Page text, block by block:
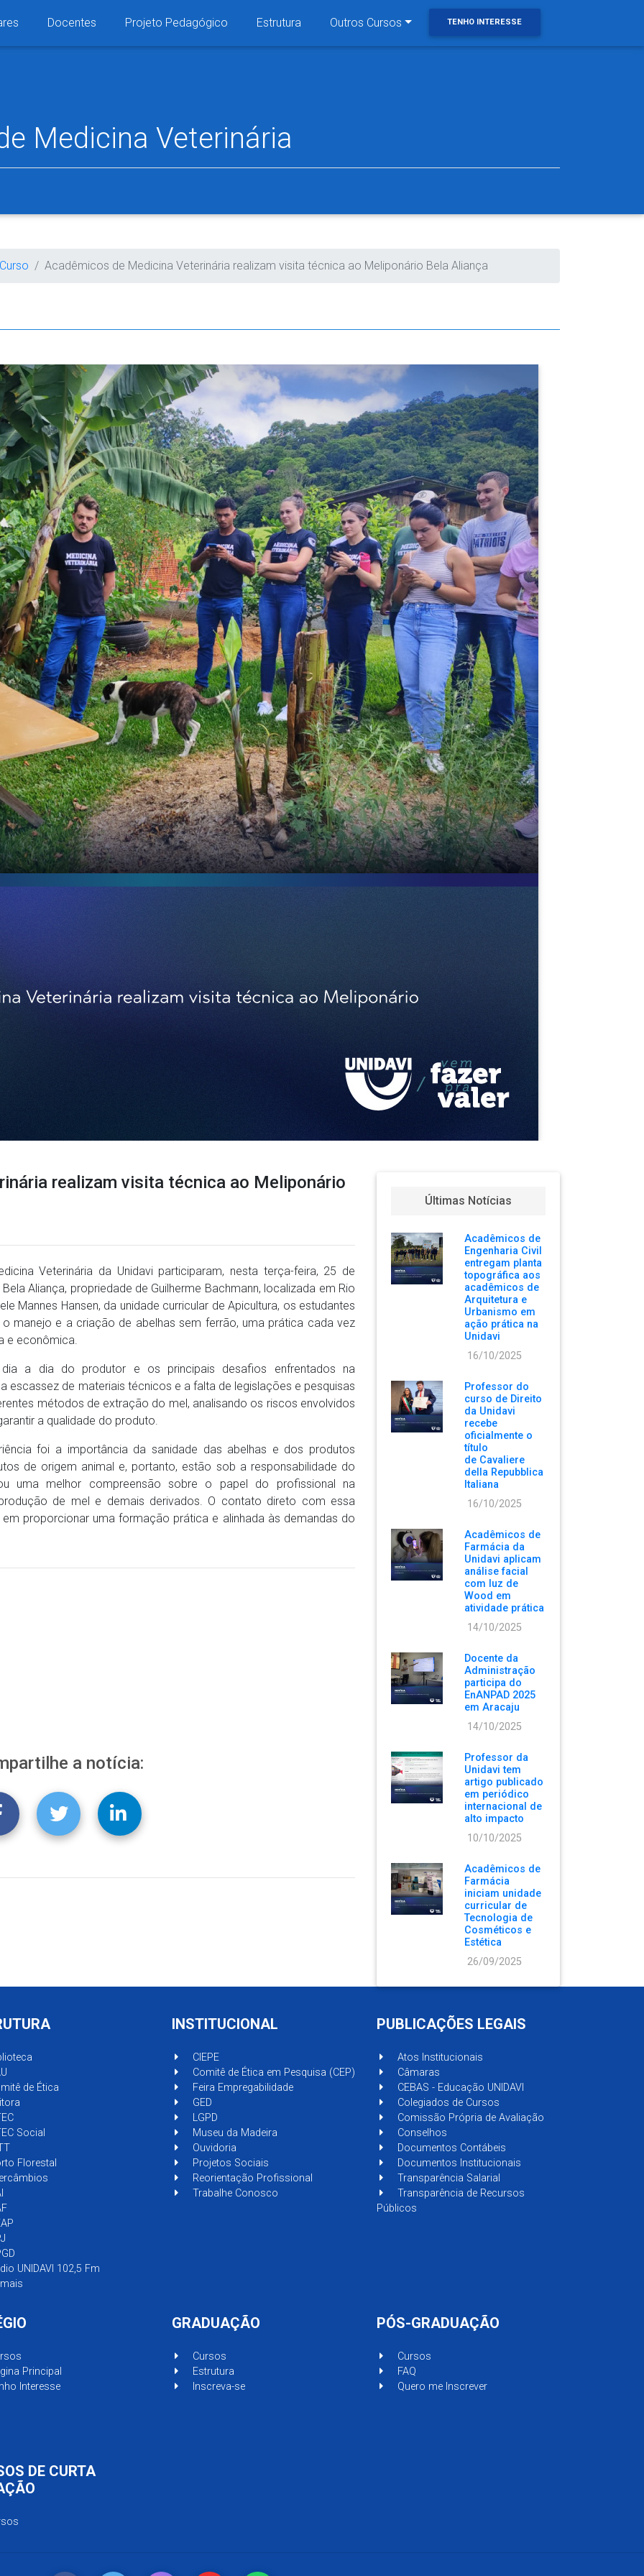
Docentes Projeto Pedagógico Estrutura Outros Cursos TENHO INTERESSE
Medicina Veterinária
Acadêmicos de Medicina Veterinária realizam visita técnica ao Meliponário Bela Aliança
realizam visita técnica ao Meliponário
Veterinária da Unidavi participaram, nesta terça-feira, 25 de
Aliança, propriedade de Guilherme Bachmann, localizada em Rio
Mannes Hansen, da unidade curricular de Apicultura, os estudantes
manejo e a criação de abelhas sem ferrão, uma prática cada vez
e econômica.
a dia do produtor e os principais desafios enfrentados na
escassez de materiais técnicos e a falta de legislações e pesquisas
métodos de extração do mel, analisando os riscos envolvidos
a qualidade do produto.
foi a importância da sanidade das abelhas e dos produtos
de origem animal e, portanto, estão sob a responsabilidade do
uma melhor compreensão sobre o papel do profissional na
de mel e demais derivados. O contato direto com essa
proporcionar uma formação prática e alinhada às demandas do
a notícia:
Últimas Notícias
Acadêmicos de
Engenharia Civil
entregam planta
topográfica aos
acadêmicos de
Arquitetura e
Urbanismo em
ação prática na
Unidavi
16/10/2025
Professor do
curso de Direito
da Unidavi
recebe
oficialmente o
título
de Cavaliere
della Repubblica
Italiana
16/10/2025
Acadêmicos de
Farmácia da
Unidavi aplicam
análise facial
com luz de
Wood em
atividade prática
14/10/2025
Docente da
Administração
participa do
EnANPAD 2025
em Aracaju
14/10/2025
Professor da
Unidavi tem
artigo publicado
em periódico
internacional de
alto impacto
10/10/2025
Acadêmicos de
Farmácia
iniciam unidade
curricular de
Tecnologia de
Cosméticos e
Estética
26/09/2025
de Ética
Social
Florestal
UNIDAVI 102,5 Fm
INSTITUCIONAL
CIEPE
Comitê de Ética em Pesquisa (CEP)
Feira Empregabilidade
GED
LGPD
Museu da Madeira
Ouvidoria
Projetos Sociais
Reorientação Profissional
Trabalhe Conosco
PUBLICAÇÕES LEGAIS
Atos Institucionais
Câmaras
CEBAS - Educação UNIDAVI
Colegiados de Cursos
Comissão Própria de Avaliação
Conselhos
Documentos Contábeis
Documentos Institucionais
Transparência Salarial
Transparência de Recursos
Públicos
Principal
Interesse
GRADUAÇÃO
Cursos
Estrutura
Inscreva-se
PÓS-GRADUAÇÃO
Cursos
FAQ
Quero me Inscrever
DE CURTA